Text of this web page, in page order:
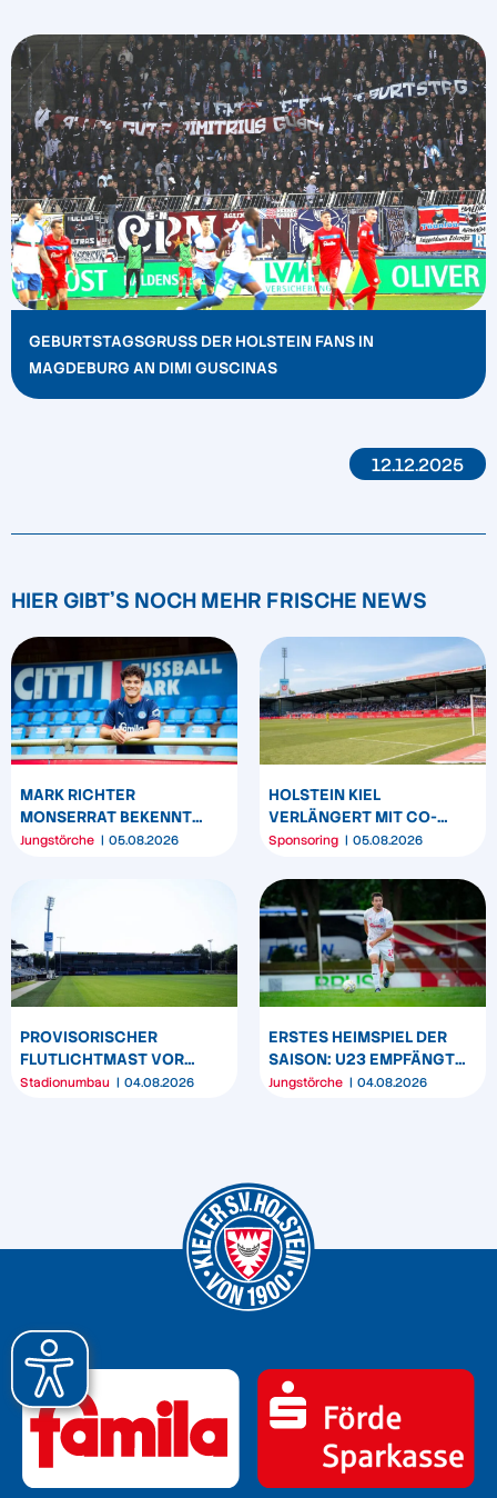
GEBURTSTAGSGRUSS DER HOLSTEIN FANS IN M
AGDEBURG AN DIMI GUSCINAS
12.12.2025
HIER GIBT'S NOCH MEHR FRISCHE NEWS
MARK RICHTER
MONSERRAT BEKENNT
SICH LANGFRISTIG ZUR
Jungstörche 05.08.2026
HOLSTEIN KIEL
VERLÄNGERT MIT CO-
SPONSOR SPREHE
Sponsoring 05.08.2026
PROVISORISCHER
FLUTLICHTMAST VOR
WESTTRIBÜNE WIRD
Stadionumbau 04.08.2026
ERSTES HEIMSPIEL DER
SAISON: U23 EMPFÄNGT
HEIDER SV
Jungstörche 04.08.2026